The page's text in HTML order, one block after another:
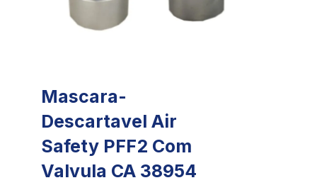
Mascara-
Descartavel Air
Safety PFF2 Com
Valvula CA 38954